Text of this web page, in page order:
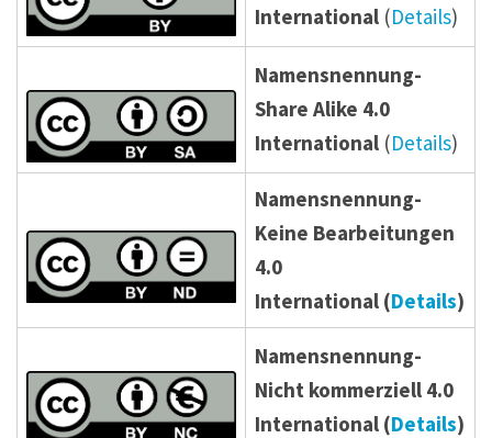
International (Details)
Namensnennung-
Share Alike 4.0
International (Details)
Namensnennung-
Keine Bearbeitungen
4.0
International (Details)
Namensnennung-
Nicht kommerziell 4.0
International (Details)